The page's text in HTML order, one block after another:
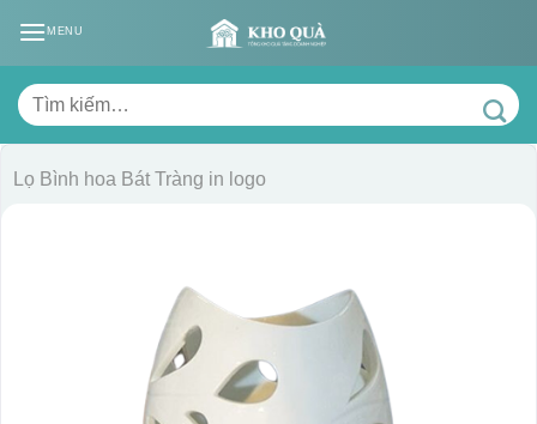
MENU
Tìm
kiếm:
Lọ Bình hoa Bát Tràng in logo